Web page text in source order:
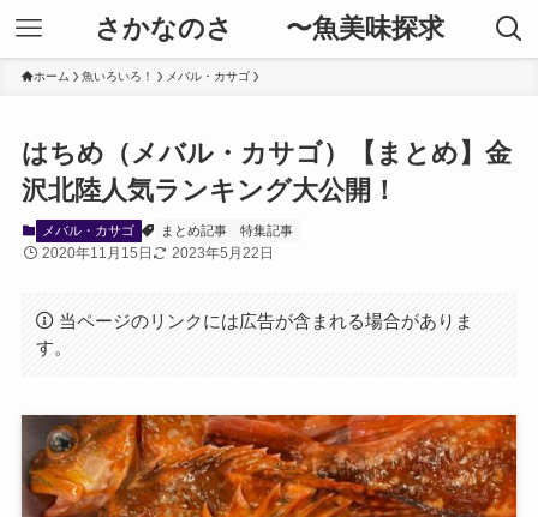
さかなのさ 〜魚美味探求
ホーム 魚いろいろ！ メバル・カサゴ
はちめ（メバル・カサゴ）【まとめ】金
沢北陸人気ランキング大公開！
メバル・カサゴ まとめ記事 特集記事
2020年11月15日 2023年5月22日
当ページのリンクには広告が含まれる場合がありま
す。